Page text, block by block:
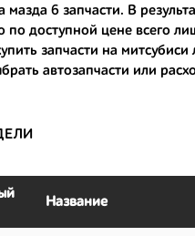
ресурс, и долго
мазда 6 запчасти. В
по доступной цене всего
запчасти на митсубиси
автозапчасти или
Название